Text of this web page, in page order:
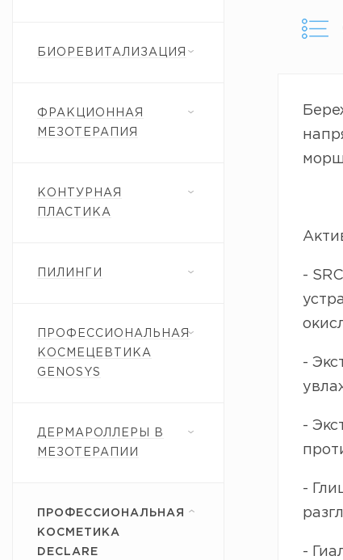
БИОРЕВИТАЛИЗАЦИЯ
ФРАКЦИОННАЯ
МЕЗОТЕРАПИЯ
КОНТУРНАЯ
ПЛАСТИКА
ПИЛИНГИ
ПРОФЕССИОНАЛЬНАЯ
КОСМЕЦЕВТИКА
GENOSYS
ДЕРМАРОЛЛЕРЫ В
МЕЗОТЕРАПИИ
ПРОФЕССИОНАЛЬНАЯ
КОСМЕТИКА
DECLARE
-
-
-
-
-